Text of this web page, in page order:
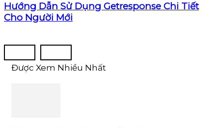
Hướng Dẫn Sử Dụng Getresponse Chi Tiết
Cho Người Mới
Được Xem Nhiều Nhất